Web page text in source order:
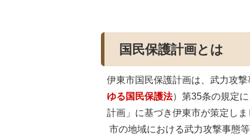
国民保護計画とは
伊東市国民保護計画は、武力攻
ゆる国民保護法）第35条の規定
計画」に基づき伊東市が策定しま
市の地域における武力攻撃事態